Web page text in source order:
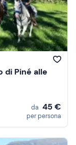
di Piné alle
da 45 €
per persona